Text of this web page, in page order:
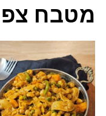
מטבח